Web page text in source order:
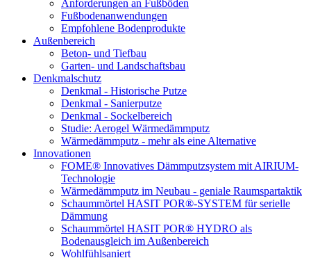
Anforderungen an Fußböden
Fußbodenanwendungen
Empfohlene Bodenprodukte
Außenbereich
Beton- und Tiefbau
Garten- und Landschaftsbau
Denkmalschutz
Denkmal - Historische Putze
Denkmal - Sanierputze
Denkmal - Sockelbereich
Studie: Aerogel Wärmedämmputz
Wärmedämmputz - mehr als eine Alternative
Innovationen
FOME® Innovatives Dämmputzsystem mit AIRIUM-
Technologie
Wärmedämmputz im Neubau - geniale Raumspartaktik
Schaummörtel HASIT POR®-SYSTEM für serielle
Dämmung
Schaummörtel HASIT POR® HYDRO als
Bodenausgleich im Außenbereich
Wohlfühlsaniert